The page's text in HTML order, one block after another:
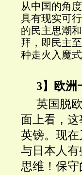
从中国的角
具有现实可
的民主思潮
拜，即民主
种走火入魔
3】欧洲
英国脱
面上看，
英镑。现
与日本人
思维！保